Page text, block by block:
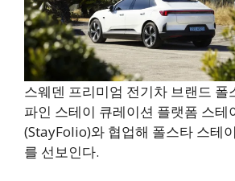
스웨덴 프리미엄 전기차 브랜드
파인 스테이 큐레이션 플랫폼 스테
(StayFolio)와 협업해 폴스타 스테
를 선보인다.